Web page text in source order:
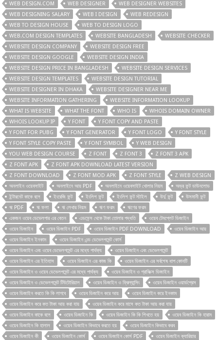
WEB DESIGN.COM
WEB DESIGNER
WEB DESIGNER WEBSITES
WEB DESIGNING SALARY
WEB I DESIGN
WEB REDESIGN
WEB TO DESIGN HOUSE
WEB TO DESIGN LOGO
WEB.COM DESIGN TEMPLATES
WEBSITE BANGLADESH
WEBSITE CHECKER
WEBSITE DESIGN COMPANY
WEBSITE DESIGN FREE
WEBSITE DESIGN GOOGLE
WEBSITE DESIGN INDIA
WEBSITE DESIGN PRICE IN BANGLADESH
WEBSITE DESIGN SERVICES
WEBSITE DESIGN TEMPLATES
WEBSITE DESIGN TUTORIAL
WEBSITE DESIGNER IN DHAKA
WEBSITE DESIGNER NEAR ME
WEBSITE INFORMATION GATHERING
WEBSITE INFORMATION LOOKUP
WHAT IS WEBSITE
WHAT THE FONT WHO IS
WHOIS DOMAIN OWNER
WHOIS LOOKUP IP
Y FONT
Y FONT COPY AND PASTE
Y FONT FOR PUBG
Y FONT GENERATOR Y FONT LOGO
Y FONT STYLE
Y FONT STYLE COPY PASTE
Y FONT SYMBOL
Y WEB DESIGN
YOU WEB DESIGN COURSE
Z FONT Z FONT 3
Z FONT 3 APK
Z FONT APK
Z FONT APK DOWNLOAD LATEST VERSION
Z FONT DOWNLOAD
Z FONT MOD APK Z FONT STYLE
Z WEB DESIGN
অনলাইন ওয়েবসাইট
অনলাইনে আয় PDF অনলাইনে ওয়েবসাইট খোলার নিয়ম
অভ্র ফন্ট ডাউনলোড
ইন্টারনেট কাকে বলে
ইংরেজি ফন্ট ইংলিশ ফন্ট ইংলিশ ফন্ট স্টাইল উর্দু ফন্ট
উসমানী ফন্ট
ঋ PDF
ঋ ফলা ঋ লেখার নিয়ম ঋণ ফরম
ঋণের ফরম
একজন ওয়েব ডেভেলপার এর বেতন
এডসেন্স থেকে টাকা তোলার পদ্ধতি
ওয়েব টেমপ্লেট ডিজাইন
ওয়েব ডিজাইন
ওয়েব ডিজাইন PDF ওয়েব ডিজাইন PDF DOWNLOAD
ওয়েব ডিজাইন আয়
ওয়েব ডিজাইন ইনকাম
ওয়েব ডিজাইন এন্ড ডেভেলপমেন্ট কোর্স
ওয়েব ডিজাইন এবং ওয়েব ডেভেলপমেন্ট এর মধ্যে পার্থক্য
ওয়েব ডিজাইন এবং ডেভেলপমেন্ট
ওয়েব ডিজাইন এর ইতিহাস
ওয়েব ডিজাইন এর কাজ কি
ওয়েব ডিজাইন এর সর্বশেষ ধাপ কোনটি
ওয়েব ডিজাইন ও ওয়েব ডেভেলপমেন্ট এর মধ্যে পার্থক্য
ওয়েব ডিজাইন ও গ্রাফিক্স ডিজাইন
ওয়েব ডিজাইন ও ডেভেলপমেন্ট টিউটোরিয়াল
ওয়েব ডিজাইন ও ফ্রিল্যান্সিং
ওয়েব ডিজাইন ওয়ার্ডপ্রেস
ওয়েব ডিজাইন করতে কি কি লাগবে
ওয়েব ডিজাইন করে আয়
ওয়েব ডিজাইন করে ইনকাম
ওয়েব ডিজাইন করে কত টাকা আয় করা যায়
ওয়েব ডিজাইন করে মাসে কত টাকা আয় করা যায়
ওয়েব ডিজাইন কাকে বলে
ওয়েব ডিজাইন কি ওয়েব ডিজাইন কি কি শিখতে হয়
ওয়েব ডিজাইন কি হারাম
ওয়েব ডিজাইন কি হালাল
ওয়েব ডিজাইন কিভাবে করতে হয়
ওয়েব ডিজাইন কিভাবে করব
ওয়েব ডিজাইন কী
ওয়েব ডিজাইন কোর্স ওয়েব ডিজাইন কোর্স PDF
ওয়েব ডিজাইন ক্যারিয়ার